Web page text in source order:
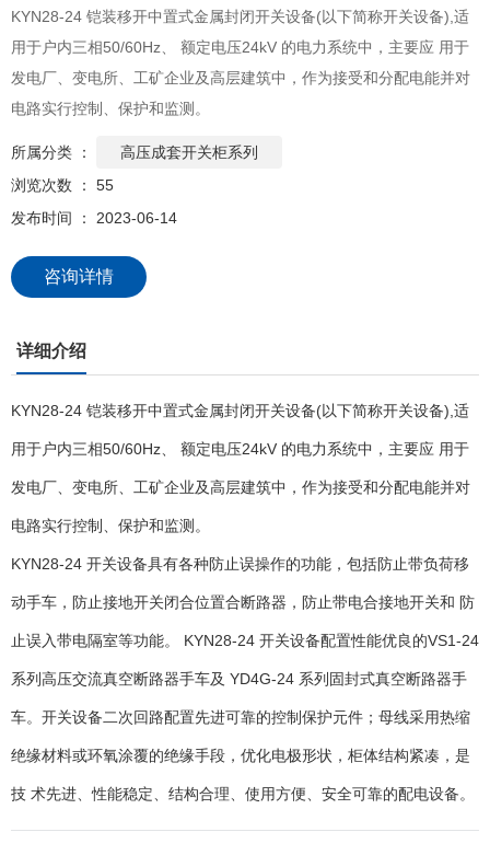
KYN28-24 铠装移开中置式金属封闭开关设备(以下简称开关设备),适
用于户内三相50/60Hz、 额定电压24kV 的电力系统中，主要应 用于
发电厂、变电所、工矿企业及高层建筑中，作为接受和分配电能并对
电路实行控制、保护和监测。
所属分类 ：
高压成套开关柜系列
浏览次数 ： 55
发布时间 ： 2023-06-14
咨询详情
详细介绍
KYN28-24 铠装移开中置式金属封闭开关设备(以下简称开关设备),适
用于户内三相50/60Hz、 额定电压24kV 的电力系统中，主要应 用于
发电厂、变电所、工矿企业及高层建筑中，作为接受和分配电能并对
电路实行控制、保护和监测。
KYN28-24 开关设备具有各种防止误操作的功能，包括防止带负荷移
动手车，防止接地开关闭合位置合断路器，防止带电合接地开关和 防
止误入带电隔室等功能。 KYN28-24 开关设备配置性能优良的VS1-24
系列高压交流真空断路器手车及 YD4G-24 系列固封式真空断路器手
车。开关设备二次回路配置先进可靠的控制保护元件；母线采用热缩
绝缘材料或环氧涂覆的绝缘手段，优化电极形状，柜体结构紧凑，是
技 术先进、性能稳定、结构合理、使用方便、安全可靠的配电设备。